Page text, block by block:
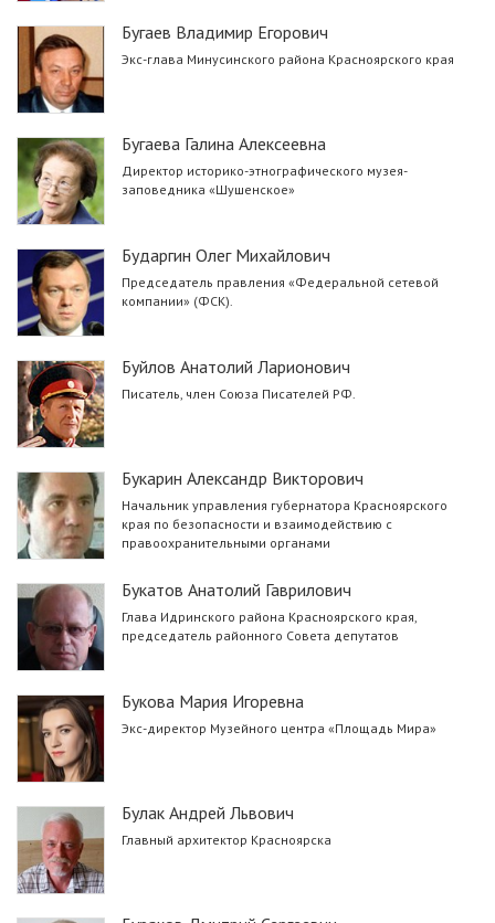
Бугаев Владимир Егорович
Экс-глава Минусинского района Красноярского края
Бугаева Галина Алексеевна
Директор историко-этнографического музея-
заповедника «Шушенское»
Бударгин Олег Михайлович
Председатель правления «Федеральной сетевой
компании» (ФСК).
Буйлов Анатолий Ларионович
Писатель, член Союза Писателей РФ.
Букарин Александр Викторович
Начальник управления губернатора Красноярского
края по безопасности и взаимодействию с
правоохранительными органами
Букатов Анатолий Гаврилович
Глава Идринского района Красноярского края,
председатель районного Совета депутатов
Букова Мария Игоревна
Экс-директор Музейного центра «Площадь Мира»
Булак Андрей Львович
Главный архитектор Красноярска